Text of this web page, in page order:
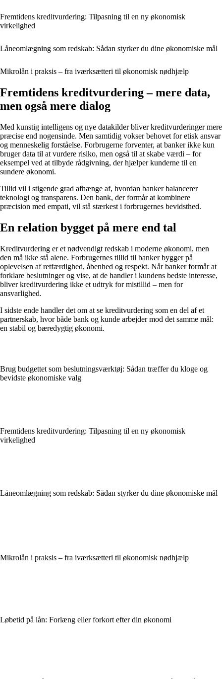
Fremtidens kreditvurdering: Tilpasning til en ny økonomisk
virkelighed
Låneomlægning som redskab: Sådan styrker du dine økonomiske mål
Mikrolån i praksis – fra iværksætteri til økonomisk nødhjælp
Fremtidens kreditvurdering – mere data,
men også mere dialog
Med kunstig intelligens og nye datakilder bliver kreditvurderinger mere
præcise end nogensinde. Men samtidig vokser behovet for etisk ansvar
og menneskelig forståelse. Forbrugerne forventer, at banker ikke kun
bruger data til at vurdere risiko, men også til at skabe værdi – for
eksempel ved at tilbyde rådgivning, der hjælper kunderne til en
sundere økonomi.
Tillid vil i stigende grad afhænge af, hvordan banker balancerer
teknologi og transparens. Den bank, der formår at kombinere
præcision med empati, vil stå stærkest i forbrugernes bevidsthed.
En relation bygget på mere end tal
Kreditvurdering er et nødvendigt redskab i moderne økonomi, men
den må ikke stå alene. Forbrugernes tillid til banker bygger på
oplevelsen af retfærdighed, åbenhed og respekt. Når banker formår at
forklare beslutninger og vise, at de handler i kundens bedste interesse,
bliver kreditvurdering ikke et udtryk for mistillid – men for
ansvarlighed.
I sidste ende handler det om at se kreditvurdering som en del af et
partnerskab, hvor både bank og kunde arbejder mod det samme mål:
en stabil og bæredygtig økonomi.
Brug budgettet som beslutningsværktøj: Sådan træffer du kloge og
bevidste økonomiske valg
Fremtidens kreditvurdering: Tilpasning til en ny økonomisk
virkelighed
Låneomlægning som redskab: Sådan styrker du dine økonomiske mål
Mikrolån i praksis – fra iværksætteri til økonomisk nødhjælp
Løbetid på lån: Forlæng eller forkort efter din økonomi